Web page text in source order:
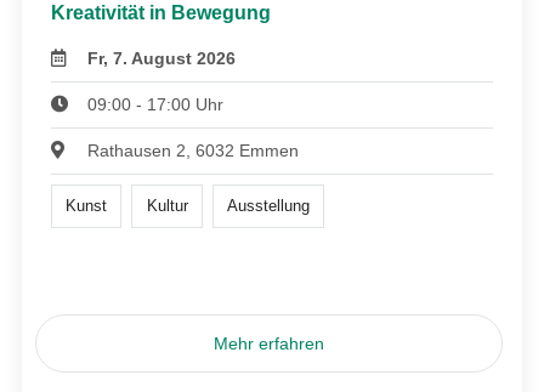
Kreativität in Bewegung
Fr, 7. August 2026
09:00 - 17:00 Uhr
Rathausen 2, 6032 Emmen
Kunst Kultur Ausstellung
Mehr erfahren